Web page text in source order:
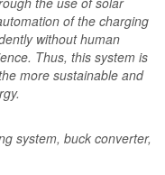
of the charging
without human
Thus, this system is
more sustainable and
system, buck converter,